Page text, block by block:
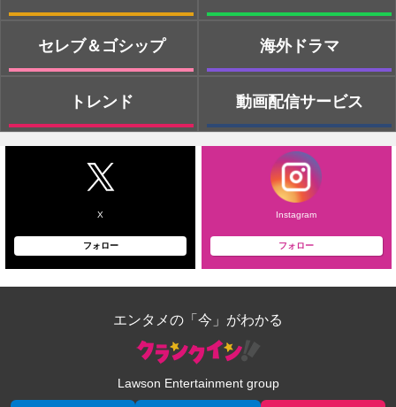
セレブ＆ゴシップ
トレンド
海外ドラマ
動画配信サービス
X
フォロー
Instagram
フォロー
エンタメの「今」がわかる
Lawson Entertainment group